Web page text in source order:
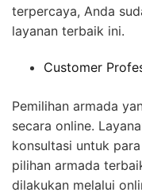
terpercaya, Anda
layanan terbaik ini.
Customer
Pemilihan armada
secara online.
konsultasi untuk
pilihan armada
dilakukan melalui